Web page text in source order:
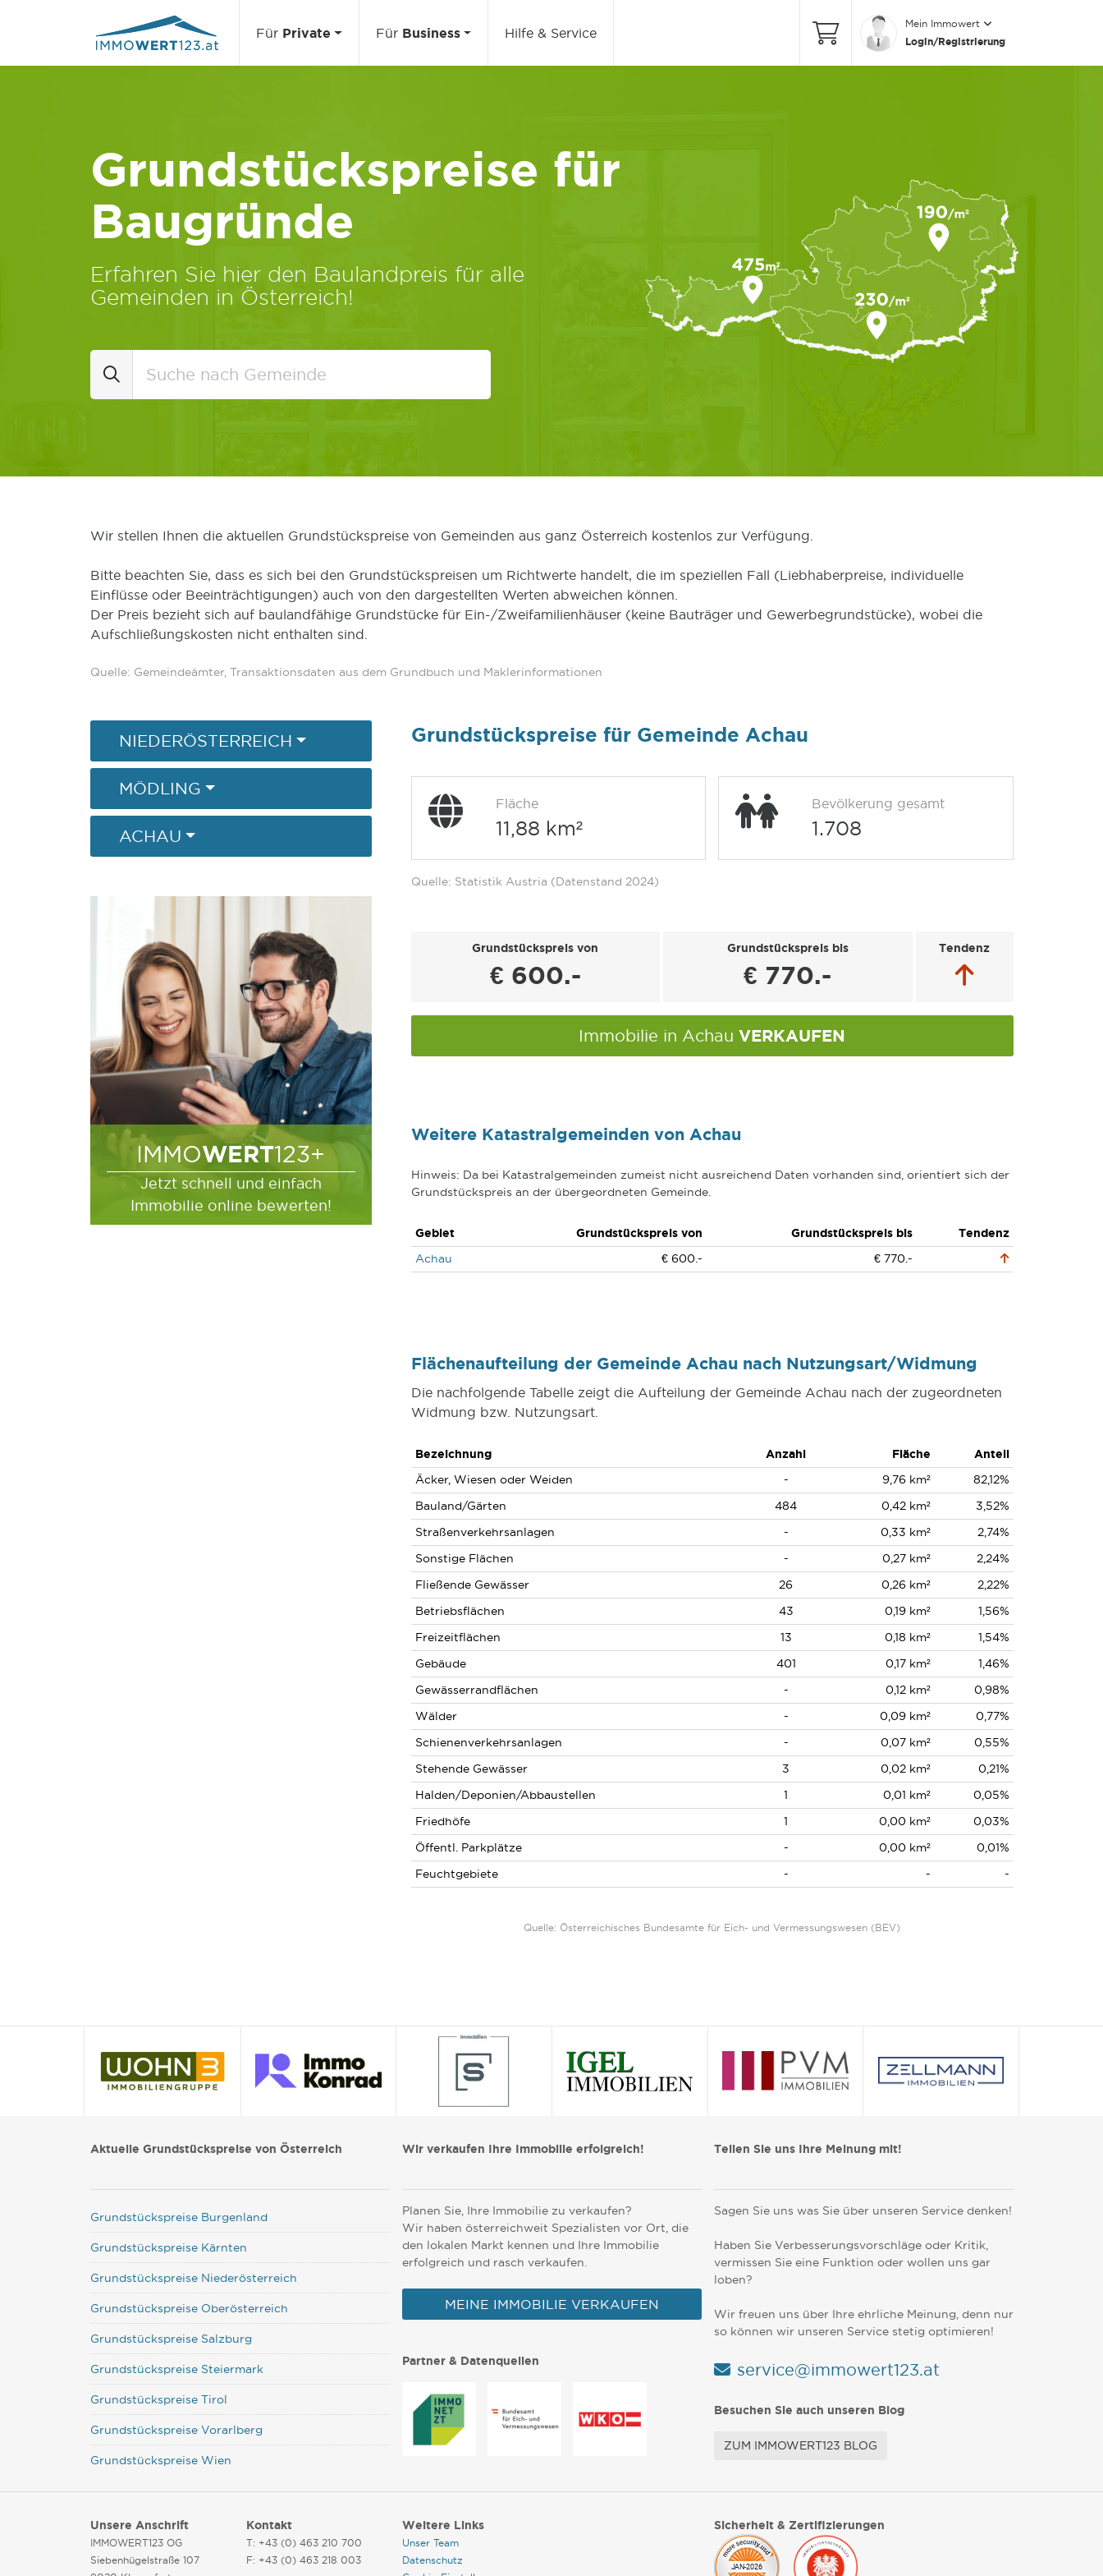
Für Private Für Business Hilfe & Service
Mein Immowert
Login/Registrierung
Grundstückspreise für
Baugründe
Erfahren Sie hier den Baulandpreis für alle
Gemeinden in Österreich!
Wir stellen Ihnen die aktuellen Grundstückspreise von Gemeinden aus ganz Österreich kostenlos zur Verfügung.
Bitte beachten Sie, dass es sich bei den Grundstückspreisen um Richtwerte handelt, die im speziellen Fall (Liebhaberpreise, individuelle
Einflüsse oder Beeinträchtigungen) auch von den dargestellten Werten abweichen können.
Der Preis bezieht sich auf baulandfähige Grundstücke für Ein-/Zweifamilienhäuser (keine Bauträger und Gewerbegrundstücke), wobei die
Aufschließungskosten nicht enthalten sind.
Quelle: Gemeindeämter, Transaktionsdaten aus dem Grundbuch und Maklerinformationen
NIEDERÖSTERREICH
MÖDLING
ACHAU
IMMOWERT123+
Jetzt schnell und einfach
Immobilie online bewerten!
Grundstückspreise für Gemeinde Achau
Fläche
11,88 km²
Bevölkerung gesamt
1.708
Quelle: Statistik Austria (Datenstand 2024)
Grundstückspreis von
€ 600.-
Grundstückspreis bis
€ 770.-
Tendenz
Immobilie in Achau VERKAUFEN
Weitere Katastralgemeinden von Achau
Hinweis: Da bei Katastralgemeinden zumeist nicht ausreichend Daten vorhanden sind, orientiert sich der
Grundstückspreis an der übergeordneten Gemeinde.
Gebiet Grundstückspreis von Grundstückspreis bis
Tendenz
Achau
€ 600.- € 770.-
Flächenaufteilung der Gemeinde Achau nach Nutzungsart/Widmung
Die nachfolgende Tabelle zeigt die Aufteilung der Gemeinde Achau nach der zugeordneten
Widmung bzw. Nutzungsart.
Bezeichnung Anzahl Fläche
Anteil
Äcker, Wiesen oder Weiden
- 9,76 km²
82,12%
Bauland/Gärten
484 0,42 km²
3,52%
Straßenverkehrsanlagen
- 0,33 km²
2,74%
Sonstige Flächen
- 0,27 km²
2,24%
Fließende Gewässer
26 0,26 km²
2,22%
Betriebsflächen
43 0,19 km²
1,56%
Freizeitflächen
13 0,18 km²
1,54%
Gebäude
401 0,17 km²
1,46%
Gewässerrandflächen
- 0,12 km²
0,98%
Wälder
- 0,09 km²
0,77%
Schienenverkehrsanlagen
- 0,07 km²
0,55%
Stehende Gewässer
3 0,02 km²
0,21%
Halden/Deponien/Abbaustellen
1 0,01 km²
0,05%
Friedhöfe
1 0,00 km²
0,03%
Öffentl. Parkplätze
- 0,00 km²
0,01%
Feuchtgebiete
- - -
Quelle: Österreichisches Bundesamte für Eich- und Vermessungswesen (BEV)
Aktuelle Grundstückspreise von Österreich
Grundstückspreise Burgenland
Grundstückspreise Kärnten
Grundstückspreise Niederösterreich
Grundstückspreise Oberösterreich
Grundstückspreise Salzburg
Grundstückspreise Steiermark
Grundstückspreise Tirol
Grundstückspreise Vorarlberg
Grundstückspreise Wien
Wir verkaufen Ihre Immobilie erfolgreich!
Planen Sie, Ihre Immobilie zu verkaufen?
Wir haben österreichweit Spezialisten vor Ort, die
den lokalen Markt kennen und Ihre Immobilie
erfolgreich und rasch verkaufen.
MEINE IMMOBILIE VERKAUFEN
Partner & Datenquellen
Teilen Sie uns Ihre Meinung mit!
Sagen Sie uns was Sie über unseren Service denken!
Haben Sie Verbesserungsvorschläge oder Kritik,
vermissen Sie eine Funktion oder wollen uns gar
loben?
Wir freuen uns über Ihre ehrliche Meinung, denn nur
so können wir unseren Service stetig optimieren!
service@immowert123.at
Besuchen Sie auch unseren Blog
ZUM IMMOWERT123 BLOG
Unsere Anschrift
IMMOWERT123 OG
Siebenhügelstraße 107
Kontakt
T: +43 (0) 463 210 700
F: +43 (0) 463 218 003
Weitere Links
Unser Team
Datenschutz
Sicherheit & Zertifizierungen